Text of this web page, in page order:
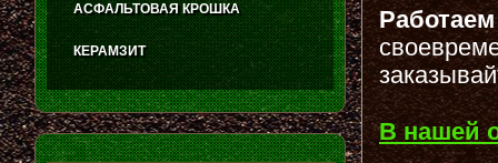
В нашей
АСФАЛЬТОВАЯ КРОШКА
КЕРАМЗИТ